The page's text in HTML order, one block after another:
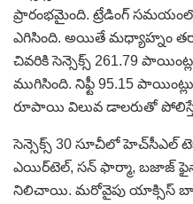
ప్రారంభమైంది. ట్రేడింగ్
ఎగిసింది. అయితే మధ్యాహ్నం
చివరికి సెన్సెక్స్ 261.79
ముగిసింది. నిఫ్టీ 95.15 పాయింట్లు
రూపాయి విలువ డాలరుతో పోలిస్తే
సెన్సెక్స్ 30 సూచీలో హెచ్‌సీఎల్
ఎయిర్‌టెల్, సన్ ఫార్మా, బజాజ్
నిలిచాయి. మరోవైపు యాక్సిస్